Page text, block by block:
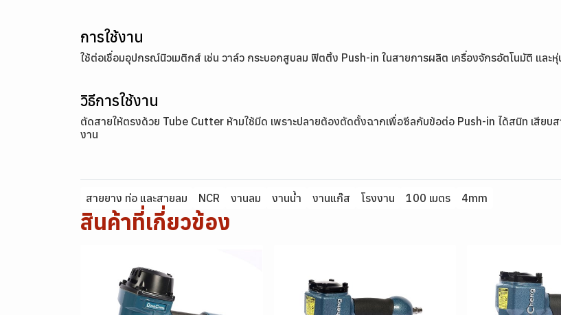
การใช้งาน
ใช้ต่อเชื่อมอุปกรณ์นิวเมติกส์ เช่น วาล์ว กระบอกสูบลม ฟิตติ้ง Push-in ในสายการผลิต เครื่องจักรอัตโนมัติ และ
วิธีการใช้งาน
ตัดสายให้ตรงด้วย Tube Cutter ห้ามใช้มีด เพราะปลายต้องตัดตั้งฉากเพื่อซีลกับข้อต่อ Push-in ได้สนิท เสียบ
งาน
สายยาง ท่อ และสายลม NCR งานลม งานน้ำ งานแก๊ส โรงงาน 100 เมตร 4mm
สินค้าที่เกี่ยวข้อง